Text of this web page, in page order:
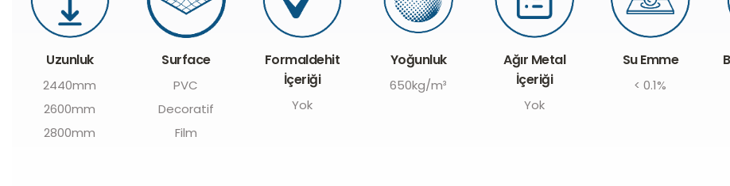
Surface
PVC
Decoratif
Film
Formaldehit
İçeriği
Yok
Yoğunluk
650kg/m³
Ağır Metal
İçeriği
Su Emme
< 0.1%
Böcek Önleme
100%